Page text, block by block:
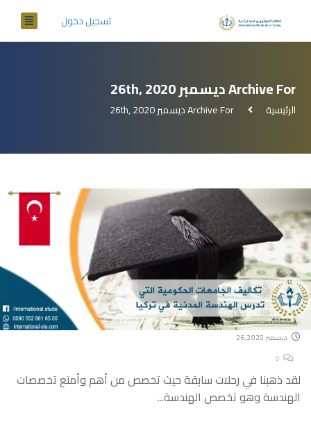
تسجيل دخول
Archive For ديسمبر 26th, 2020
الرئيسية Archive For ديسمبر 26th, 2020
ديسمبر 26,2020
لقد ذهبنا في رحلات سابقة حيث تخصص من أهم وأمتع تخصصات
الهندسة وهو تخصص الهندسة...
0